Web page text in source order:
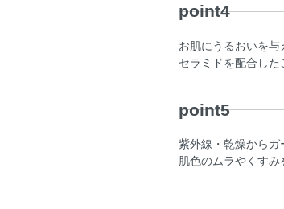
point4
お肌にうるおいを
セラミドを配合した
point5
紫外線・乾燥から
肌色のムラやくすみ